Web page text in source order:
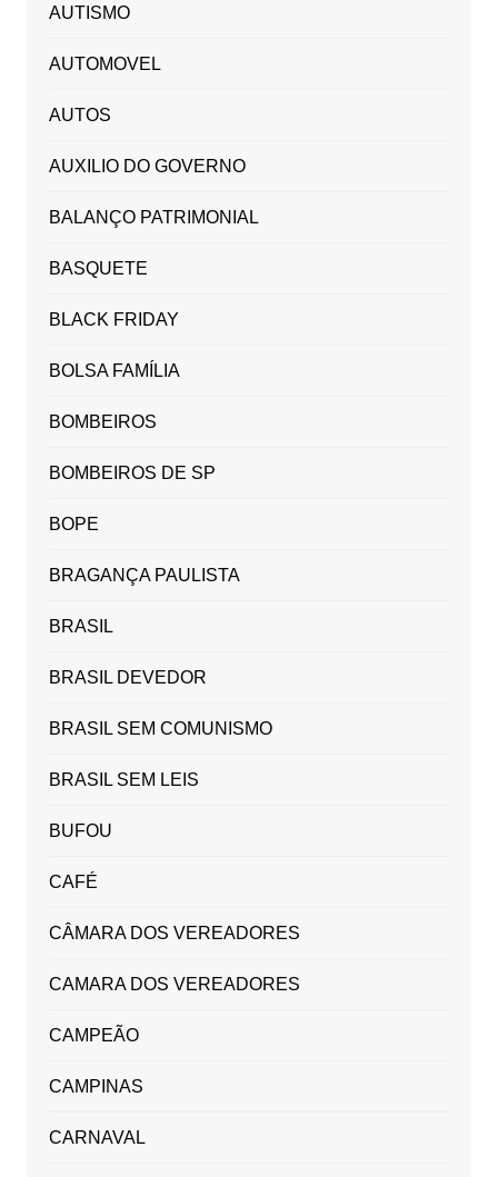
AUTISMO
AUTOMOVEL
AUTOS
AUXILIO DO GOVERNO
BALANÇO PATRIMONIAL
BASQUETE
BLACK FRIDAY
BOLSA FAMÍLIA
BOMBEIROS
BOMBEIROS DE SP
BOPE
BRAGANÇA PAULISTA
BRASIL
BRASIL DEVEDOR
BRASIL SEM COMUNISMO
BRASIL SEM LEIS
BUFOU
CAFÉ
CÂMARA DOS VEREADORES
CAMARA DOS VEREADORES
CAMPEÃO
CAMPINAS
CARNAVAL